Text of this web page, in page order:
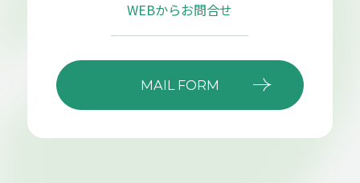
PRIVACY POLICYWEBからお問合せ
MAIL FORM